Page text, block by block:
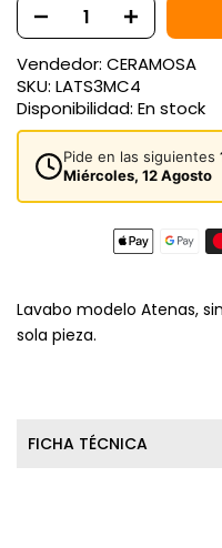
Vendedor: CERAMOSA
SKU: LATS3MC4
Disponibilidad: En stock
Pide en las siguientes
Miércoles, 12 Agosto
Lavabo modelo Atenas,
sola pieza.
FICHA TÉCNICA